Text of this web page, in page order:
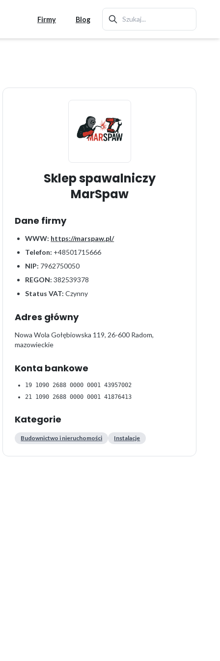
Firmy Blog
Sklep spawalniczy
MarSpaw
Dane firmy
WWW: https://marspaw.pl/
Telefon: +48501715666
NIP: 7962750050
REGON: 382539378
Status VAT: Czynny
Adres główny
Nowa Wola Gołębiowska 119, 26-600 Radom,
mazowieckie
Konta bankowe
19 1090 2688 0000 0001 43957002
21 1090 2688 0000 0001 41876413
Kategorie
Budownictwo i nieruchomości Instalacje